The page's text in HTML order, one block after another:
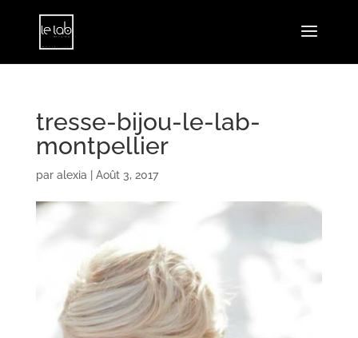
tresse-bijou-le-lab-
montpellier
par alexia Août 3, 2017